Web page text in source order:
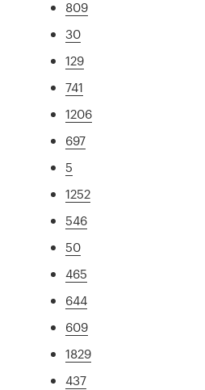
809
30
129
741
1206
697
5
1252
546
50
465
644
609
1829
437